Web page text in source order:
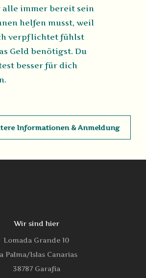
alle immer bereit sein
helfen musst, weil
verpflichtet fühlst
Geld benötigst. Du
besser für dich
Informationen & Anmeldung
Wir sind hier
Lomada Grande 10
Palma/Islas Canarias
38787 Garafia